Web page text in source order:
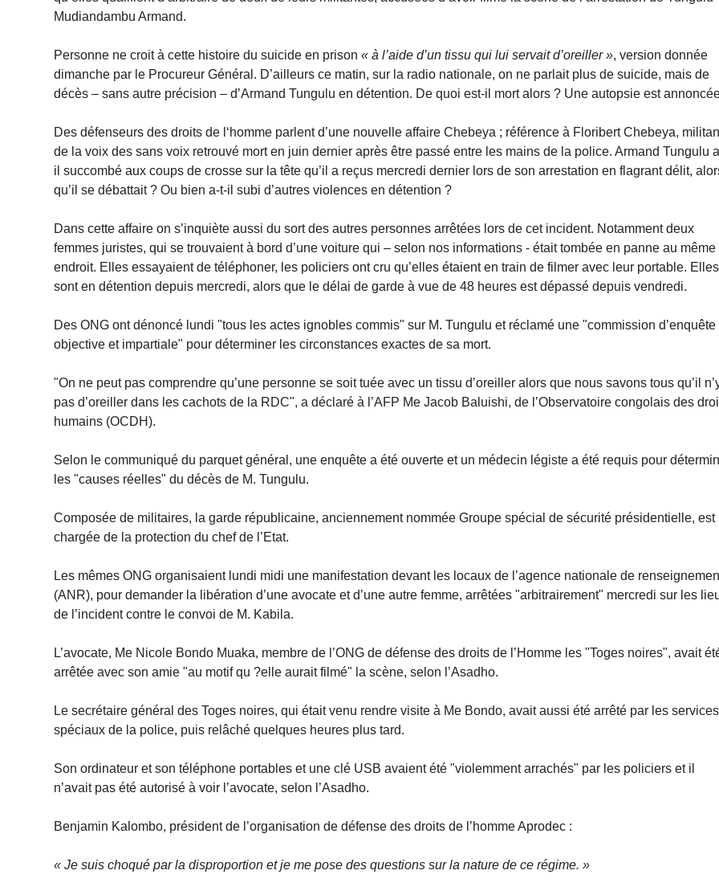
Mudiandambu Armand.
Personne ne croit à cette histoire du suicide en prison« à l’aide d’un tissu qui lui servait d’oreiller », version donnée
dimanche par le Procureur Général. D’ailleurs ce matin, sur la radio nationale, on ne parlait plus de suicide, mais de
décès – sans autre précision – d’Armand Tungulu en détention. De quoi est-il mort alors ? Une autopsie est
Des défenseurs des droits de l‘homme parlent d’une nouvelle affaire Chebeya ; référence à Floribert Chebeya,
de la voix des sans voix retrouvé mort en juin dernier après être passé entre les mains de la police. Armand Tungulu
il succombé aux coups de crosse sur la tête qu’il a reçus mercredi dernier lors de son arrestation en flagrant délit,
qu’il se débattait ? Ou bien a-t-il subi d’autres violences en détention ?
Dans cette affaire on s’inquiète aussi du sort des autres personnes arrêtées lors de cet incident. Notamment deux
femmes juristes, qui se trouvaient à bord d’une voiture qui – selon nos informations - était tombée en panne au même
endroit. Elles essayaient de téléphoner, les policiers ont cru qu’elles étaient en train de filmer avec leur portable. Elles
sont en détention depuis mercredi, alors que le délai de garde à vue de 48 heures est dépassé depuis vendredi.
Des ONG ont dénoncé lundi "tous les actes ignobles commis" sur M. Tungulu et réclamé une "commission d’enquête
objective et impartiale" pour déterminer les circonstances exactes de sa mort.
"On ne peut pas comprendre qu’une personne se soit tuée avec un tissu d’oreiller alors que nous savons tous qu’il
pas d’oreiller dans les cachots de la RDC", a déclaré à l’AFP Me Jacob Baluishi, de l’Observatoire congolais des
humains (OCDH).
Selon le communiqué du parquet général, une enquête a été ouverte et un médecin légiste a été requis pour
les "causes réelles" du décès de M. Tungulu.
Composée de militaires, la garde républicaine, anciennement nommée Groupe spécial de sécurité présidentielle, est
chargée de la protection du chef de l’Etat.
Les mêmes ONG organisaient lundi midi une manifestation devant les locaux de l’agence nationale de
(ANR), pour demander la libération d’une avocate et d’une autre femme, arrêtées "arbitrairement" mercredi sur les
de l’incident contre le convoi de M. Kabila.
L’avocate, Me Nicole Bondo Muaka, membre de l’ONG de défense des droits de l’Homme les "Toges noires", avait
arrêtée avec son amie "au motif qu ?elle aurait filmé" la scène, selon l’Asadho.
Le secrétaire général des Toges noires, qui était venu rendre visite à Me Bondo, avait aussi été arrêté par les services
spéciaux de la police, puis relâché quelques heures plus tard.
Son ordinateur et son téléphone portables et une clé USB avaient été "violemment arrachés" par les policiers et il
n’avait pas été autorisé à voir l’avocate, selon l’Asadho.
Benjamin Kalombo, président de l’organisation de défense des droits de l’homme Aprodec :
« Je suis choqué par la disproportion et je me pose des questions sur la nature de ce régime. »